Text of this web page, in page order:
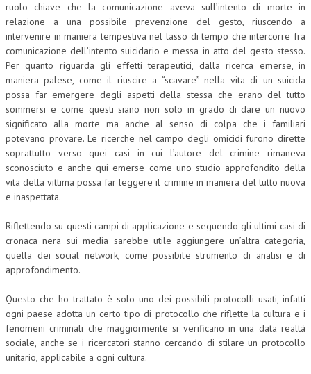
PRASSI
AMMINISTRATIVA
TRIBUTARIA
GIURISPRUDENZA
EUROPEA
COSTITUZIONALE
CIVILE
TRIBUTARIA
CORSI ENTI TERZI
PUBBLICAZIONI
BOLLETTINO FINANZIAMENTI
ruolo chiave che la comunicazione aveva sull’intento di morte in
relazione a una possibile prevenzione del gesto, riuscendo a
intervenire in maniera tempestiva nel lasso di tempo che intercorre fra
comunicazione dell’intento suicidario e messa in atto del gesto stesso.
Per quanto riguarda gli effetti terapeutici, dalla ricerca emerse, in
maniera palese, come il riuscire a “scavare” nella vita di un suicida
possa far emergere degli aspetti della stessa che erano del tutto
sommersi e come questi siano non solo in grado di dare un nuovo
significato alla morte ma anche al senso di colpa che i familiari
potevano provare. Le ricerche nel campo degli omicidi furono dirette
soprattutto verso quei casi in cui l’autore del crimine rimaneva
sconosciuto e anche qui emerse come uno studio approfondito della
vita della vittima possa far leggere il crimine in maniera del tutto nuova
e inaspettata.
Riflettendo su questi campi di applicazione e seguendo gli ultimi casi di
cronaca nera sui media sarebbe utile aggiungere un’altra categoria,
quella dei social network, come possibile strumento di analisi e di
approfondimento.
Questo che ho trattato è solo uno dei possibili protocolli usati, infatti
ogni paese adotta un certo tipo di protocollo che riflette la cultura e i
fenomeni criminali che maggiormente si verificano in una data realtà
sociale, anche se i ricercatori stanno cercando di stilare un protocollo
unitario, applicabile a ogni cultura.